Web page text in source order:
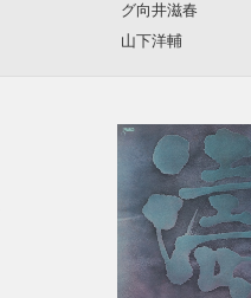
グ向井滋春
山下洋輔